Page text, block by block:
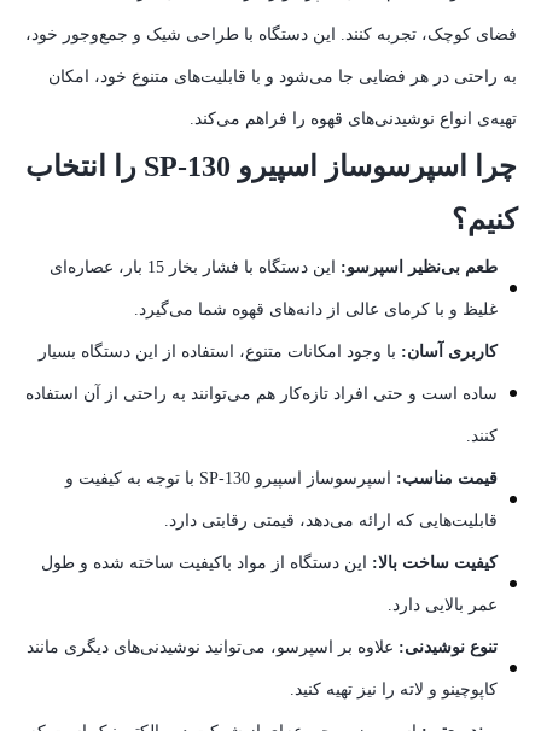
فضای کوچک، تجربه کنند. این دستگاه با طراحی شیک و جمع‌وجور خود،
به راحتی در هر فضایی جا می‌شود و با قابلیت‌های متنوع خود، امکان
تهیه‌ی انواع نوشیدنی‌های قهوه را فراهم می‌کند.
چرا اسپرسوساز اسپیرو SP-130 را انتخاب
کنیم؟
طعم بی‌نظیر اسپرسو: این دستگاه با فشار بخار 15 بار، عصاره‌ای
غلیظ و با کرمای عالی از دانه‌های قهوه شما می‌گیرد.
کاربری آسان: با وجود امکانات متنوع، استفاده از این دستگاه بسیار
ساده است و حتی افراد تازه‌کار هم می‌توانند به راحتی از آن استفاده
کنند.
قیمت مناسب: اسپرسوساز اسپیرو SP-130 با توجه به کیفیت و
قابلیت‌هایی که ارائه می‌دهد، قیمتی رقابتی دارد.
کیفیت ساخت بالا: این دستگاه از مواد باکیفیت ساخته شده و طول
عمر بالایی دارد.
تنوع نوشیدنی: علاوه بر اسپرسو، می‌توانید نوشیدنی‌های دیگری مانند
کاپوچینو و لاته را نیز تهیه کنید.